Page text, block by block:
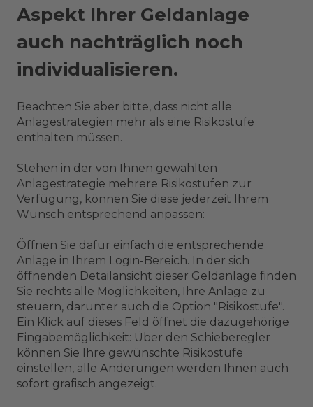
Aspekt Ihrer Geldanlage
auch nachträglich noch
individualisieren.
Beachten Sie aber bitte, dass nicht alle
Anlagestrategien mehr als eine Risikostufe
enthalten müssen.
Stehen in der von Ihnen gewählten
Anlagestrategie mehrere Risikostufen zur
Verfügung, können Sie diese jederzeit Ihrem
Wunsch entsprechend anpassen:
Öffnen Sie dafür einfach die entsprechende
Anlage in Ihrem Login-Bereich. In der sich
öffnenden Detailansicht dieser Geldanlage finden
Sie rechts alle Möglichkeiten, Ihre Anlage zu
steuern, darunter auch die Option "Risikostufe".
Ein Klick auf dieses Feld öffnet die dazugehörige
Eingabemöglichkeit: Über den Schieberegler
können Sie Ihre gewünschte Risikostufe
einstellen, alle Änderungen werden Ihnen auch
sofort grafisch angezeigt.